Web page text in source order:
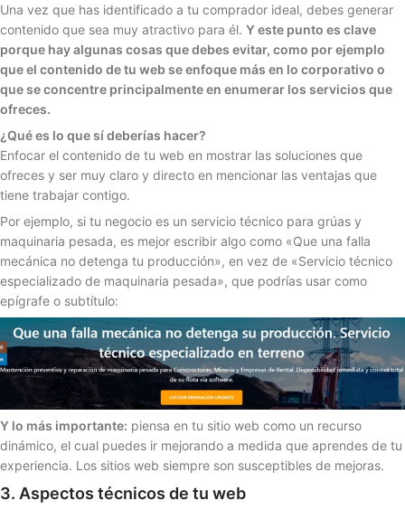
Una vez que has identificado a tu comprador ideal, debes generar
contenido que sea muy atractivo para él. Y este punto es clave
porque hay algunas cosas que debes evitar, como por ejemplo
que el contenido de tu web se enfoque más en lo corporativo o
que se concentre principalmente en enumerar los servicios que
ofreces.
¿Qué es lo que sí deberías hacer?
Enfocar el contenido de tu web en mostrar las soluciones que
ofreces y ser muy claro y directo en mencionar las ventajas que
tiene trabajar contigo.
Por ejemplo, si tu negocio es un servicio técnico para grúas y
maquinaria pesada, es mejor escribir algo como «Que una falla
mecánica no detenga tu producción», en vez de «Servicio técnico
especializado de maquinaria pesada», que podrías usar como
epígrafe o subtítulo:
Y lo más importante: piensa en tu sitio web como un recurso
dinámico, el cual puedes ir mejorando a medida que aprendes de tu
experiencia. Los sitios web siempre son susceptibles de mejoras.
3. Aspectos técnicos de tu web